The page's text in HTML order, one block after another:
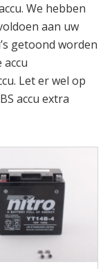
We hebben
aan uw
getoond worden
Let er wel op
accu extra